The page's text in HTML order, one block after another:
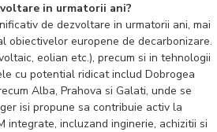
in urmatorii ani?
de dezvoltare in urmatorii ani, mai
obiectivelor europene de decarbonizare.
eolian etc.), precum si in tehnologii
cu potential ridicat includ Dobrogea
Alba, Prahova si Galati, unde se
isi propune sa contribuie activ la
integrate, incluzand inginerie, achizitii si